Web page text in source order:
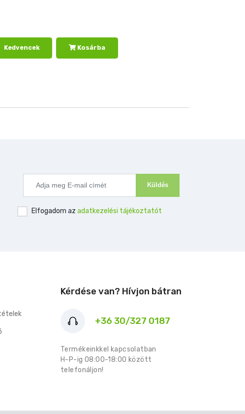
Kedvencek Kosárba
Küldés
Elfogadom azadatkezelési tájékoztatót
Kérdése van? Hívjon bátran
+36 30/327 0187
Termékeinkkel kapcsolatban
H-P-ig 08:00-18:00 között
telefonáljon!